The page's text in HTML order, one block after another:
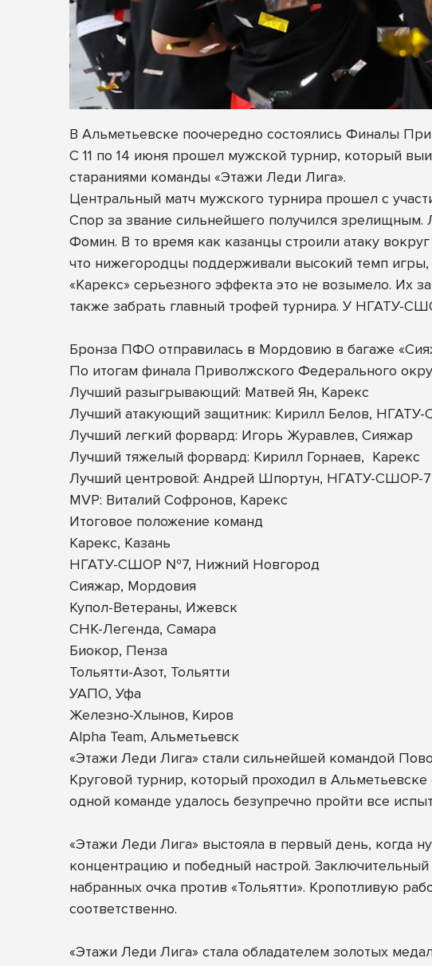
В Альметьевске поочередно состоялись Финалы
С 11 по 14 июня прошел мужской турнир, который
стараниями команды «Этажи Леди Лига».
Центральный матч мужского турнира прошел с
Спор за звание сильнейшего получился
Фомин. В то время как казанцы строили атаку
что нижегородцы поддерживали высокий темп игры,
«Карекс» серьезного эффекта это не возымело. Их
также забрать главный трофей турнира. У НГАТУ-
Бронза ПФО отправилась в Мордовию в багаже
По итогам финала Приволжского Федерального
Лучший разыгрывающий: Матвей Ян, Карекс
Лучший атакующий защитник: Кирилл Белов,
Лучший легкий форвард: Игорь Журавлев, Сияжар
Лучший тяжелый форвард: Кирилл Горнаев, Карекс
Лучший центровой: Андрей Шпортун, НГАТУ-СШОР-7
MVP: Виталий Софронов, Карекс
Итоговое положение команд
Карекс, Казань
НГАТУ-СШОР №7, Нижний Новгород
Сияжар, Мордовия
Купол-Ветераны, Ижевск
СНК-Легенда, Самара
Биокор, Пенза
Тольятти-Азот, Тольятти
УАПО, Уфа
Железно-Хлынов, Киров
Alpha Team, Альметьевск
«Этажи Леди Лига» стали сильнейшей командой
Круговой турнир, который проходил в Альметьевске
одной команде удалось безупречно пройти все
«Этажи Леди Лига» выстояла в первый день, когда
концентрацию и победный настрой.
набранных очка против «Тольятти». Кропотливую
соответственно.
«Этажи Леди Лига» стала обладателем золотых